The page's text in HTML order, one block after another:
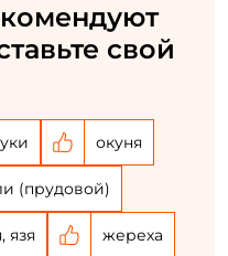
свой
окуня
(прудовой)
язя жереха
аккаунт